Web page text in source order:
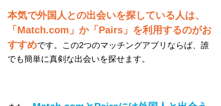
本気で外国人との出会いを探している人は、
「Match.com」か「Pairs」を利用するのがお
すすめです。この2つのマッチングアプリならば、誰
でも簡単に真剣な出会いを探せます。